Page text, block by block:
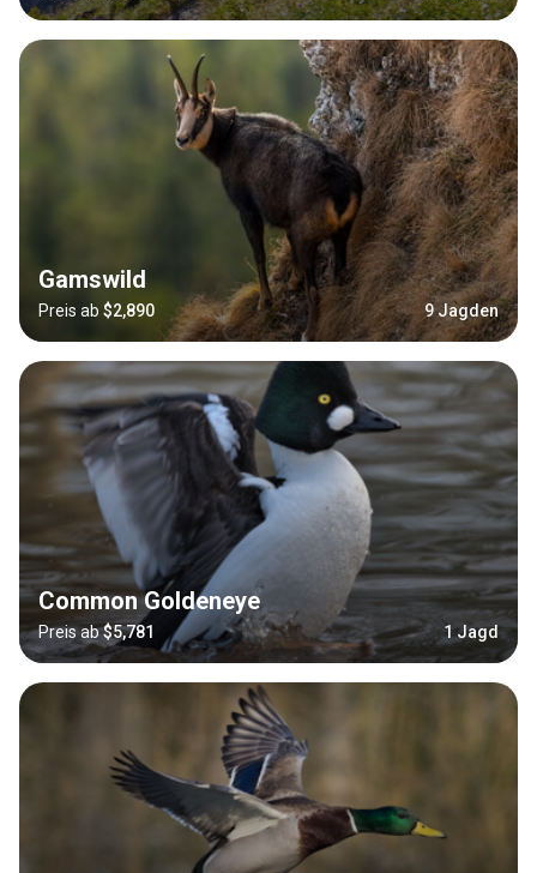
Gamswild
Preis ab $2,890 9 Jagden
Common Goldeneye
Preis ab$5,781 1 Jagd